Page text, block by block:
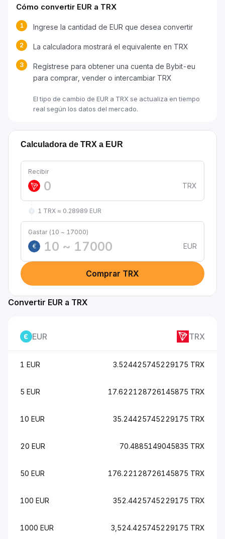
Cómo convertir EUR a TRX
1 Ingrese la cantidad de EUR que desea convertir
2 La calculadora mostrará el equivalente en TRX
3
Regístrese para obtener una cuenta de Bybit-eu
para comprar, vender o intercambiar TRX
El tipo de cambio de EUR a TRX se actualiza en tiempo
real según los datos del mercado.
Calculadora de TRX a EUR
Recibir
TRX
1 TRX ≈ 0.28989 EUR
Gastar (10 ~ 17000)
€
EUR
Comprar TRX
Convertir EUR a TRX
EUR TRX
1 EUR 3.524425745229175 TRX
5 EUR 17.622128726145875 TRX
10 EUR 35.24425745229175 TRX
20 EUR 70.4885149045835 TRX
50 EUR 176.22128726145875 TRX
100 EUR 352.4425745229175 TRX
1000 EUR 3,524.425745229175 TRX